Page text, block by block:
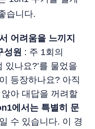
습니다.
어려움을 느끼지
성원 : 주 1회의
있나요?’를 물었을
등장하나요? 아직
아 대답을 꺼려할
에서는 특별히 문
일 수 있습니다. 이 경